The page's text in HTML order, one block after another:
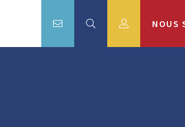
NOUS